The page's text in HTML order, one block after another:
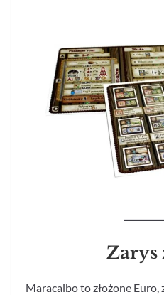
Zarys
Maracaibo to złożone Euro,